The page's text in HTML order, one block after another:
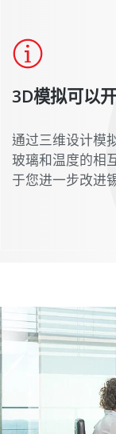
3D模拟可以
通过三维设计模
玻璃和温度的相
于您进一步改进